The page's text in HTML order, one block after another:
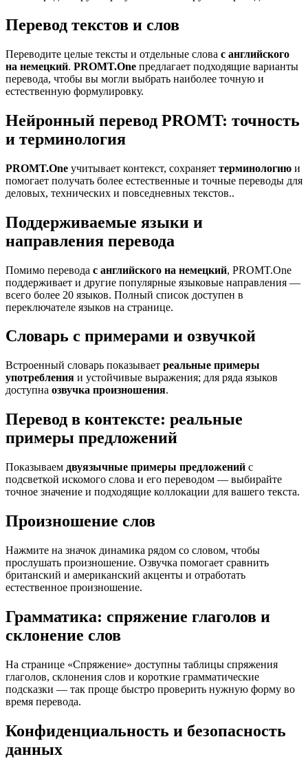
Перевод текстов и слов
Переводите целые тексты и отдельные слова с английского
на немецкий. PROMT.One предлагает подходящие варианты
перевода, чтобы вы могли выбрать наиболее точную и
естественную формулировку.
Нейронный перевод PROMT: точность
и терминология
PROMT.One учитывает контекст, сохраняет терминологию и
помогает получать более естественные и точные переводы для
деловых, технических и повседневных текстов..
Поддерживаемые языки и
направления перевода
Помимо перевода с английского на немецкий, PROMT.One
поддерживает и другие популярные языковые направления —
всего более 20 языков. Полный список доступен в
переключателе языков на странице.
Словарь с примерами и озвучкой
Встроенный словарь показывает реальные примеры
употребления и устойчивые выражения; для ряда языков
доступна озвучка произношения.
Перевод в контексте: реальные
примеры предложений
Показываем двуязычные примеры предложений с
подсветкой искомого слова и его переводом — выбирайте
точное значение и подходящие коллокации для вашего текста.
Произношение слов
Нажмите на значок динамика рядом со словом, чтобы
прослушать произношение. Озвучка помогает сравнить
британский и американский акценты и отработать
естественное произношение.
Грамматика: спряжение глаголов и
склонение слов
На странице «Спряжение» доступны таблицы спряжения
глаголов, склонения слов и короткие грамматические
подсказки — так проще быстро проверить нужную форму во
время перевода.
Конфиденциальность и безопасность
данных